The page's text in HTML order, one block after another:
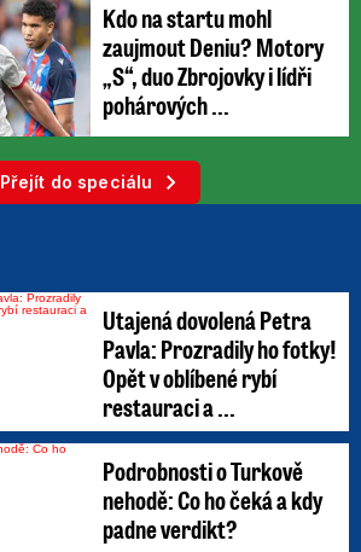
Kdo na startu mohl
zaujmout Deniu? Motory
„S“, duo Zbrojovky i lídři
pohárových ...
Přejít do speciálu
Utajená dovolená Petra
Pavla: Prozradily ho fotky!
Opět v oblíbené rybí
restauraci a ...
Podrobnosti o Turkově
nehodě: Co ho čeká a kdy
padne verdikt?